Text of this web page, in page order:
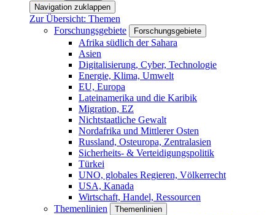
Navigation zuklappen
Zur Übersicht: Themen
Forschungsgebiete
Forschungsgebiete
Afrika südlich der Sahara
Asien
Digitalisierung, Cyber, Technologie
Energie, Klima, Umwelt
EU, Europa
Lateinamerika und die Karibik
Migration, EZ
Nichtstaatliche Gewalt
Nordafrika und Mittlerer Osten
Russland, Osteuropa, Zentralasien
Sicherheits- & Verteidigungspolitik
Türkei
UNO, globales Regieren, Völkerrecht
USA, Kanada
Wirtschaft, Handel, Ressourcen
Themenlinien
Themenlinien